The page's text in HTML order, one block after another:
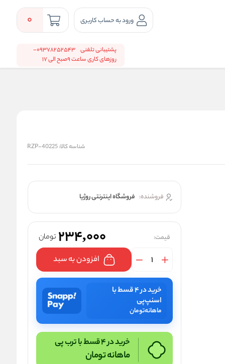
ورود به حساب کاربری 0
پشتیبانی تلفنی
09378252543-
روزهای کاری ساعت 9صبح الی 17
شناسه کالا:RZP-40225
فروشنده: فروشگاه اینترنتی روژیا
قیمت: 234,000 تومان
افزودن به سبد
خرید در ۴ قسط با
اسنپ‌پی
ماهانهتومان
خرید در 4 قسط با ترب پی
ماهانهتومان